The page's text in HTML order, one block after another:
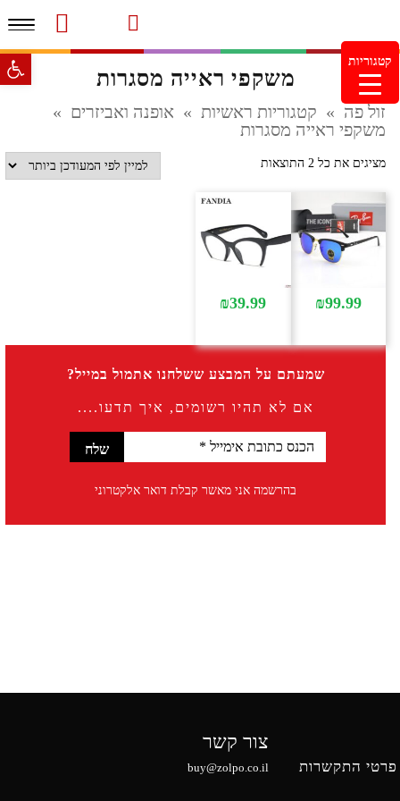
מוצרים חדשים
צור קשר מעקב הזמנות
מינימום הזמנה 99.99 ש"ח – משלוח חינם ברכישה מעל
משקפי ראייה מסגרות
זול פה » קטגוריות ראשיות » אופנה ואביזרים »
משקפי ראייה מסגרות
מציגים את כל ⁦2⁩ התוצאות
ממוין
העדכני
ביותר
₪99.99
₪39.99
שמעתם על המבצע ששלחנו אתמול במייל?
אם לא תהיו רשומים, איך תדעו....
בהרשמה אני מאשר קבלת דואר אלקטרוני
פרטי התקשרות
צור קשר
buy@zolpo.co.il
קטגוריות פתח